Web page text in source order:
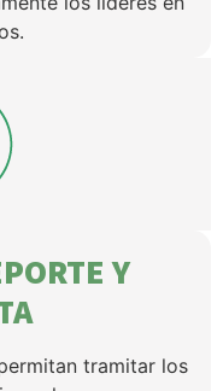
Y
tramitar los